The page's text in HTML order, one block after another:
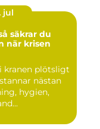
jul
när krisen
kranen plötsligt
nästan
hygien,